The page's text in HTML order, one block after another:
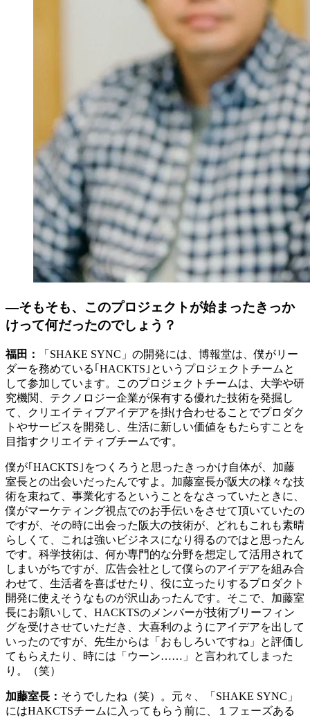
―そもそも、このプロジェクトが始まったきっか
けって何だったのでしょう？
福田：
「SHAKE SYNC」の開発には、博報堂は、僕がリー
ダーを務めている｢HACKTS｣というプロジェクトチームと
して参加しています。このプロジェクトチームは、大学や研
究機関、テクノロジー企業が保有する優れた技術を発掘し
て、クリエイティブアイデアを掛け合わせることでプロダク
トやサービスを開発し、生活に新しい価値をもたらすことを
目指すクリエイティブチームです。
僕が｢HACKTS｣をつくろうと思ったきっかけ自体が、加藤
室長との出会いだったんですよ。加藤室長が阪大の様々な技
術を束ねて、事業化するということをなさっていたときに、
僕がマーケティング視点でのお手伝いをさせて頂いていたの
ですが、その時に出会った阪大の技術が、どれもこれも素晴
らしくて、これは強いビジネスになり得るのではと思ったん
です。科学技術は、何か専門的な分野を想定して活用されて
しまいがちですが、広告会社として僕らのアイデアを組み合
わせて、生活者を喜ばせたり、役に立ったりするプロダクト
開発に使えそうなものが沢山あったんです。そこで、加藤室
長にお願いして、HACKTSのメンバーが技術ブリーフィン
グを受けさせていただき、大喜利のようにアイデアを出して
いったのですが、先生からは「おもしろいですね」と評価し
てもらえたり、時には「ウーン……」と言われてしまった
り。（笑）
加藤室長： そうでしたね（笑）。元々、「SHAKE SYNC」
にはHAKCTSチームに入ってもらう前に、１フェーズある